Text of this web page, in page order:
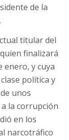
de la
titular del
finalizará
enero, y cuya
política y
unos
la corrupción
en los
narcotráfico